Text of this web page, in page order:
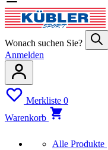
Wonach suchen Sie?
Anmelden
Merkliste 0
Warenkorb
Alle Produkte